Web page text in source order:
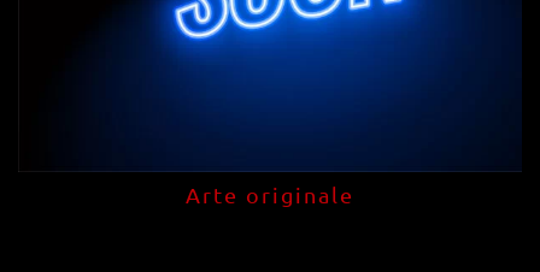
Arte originale